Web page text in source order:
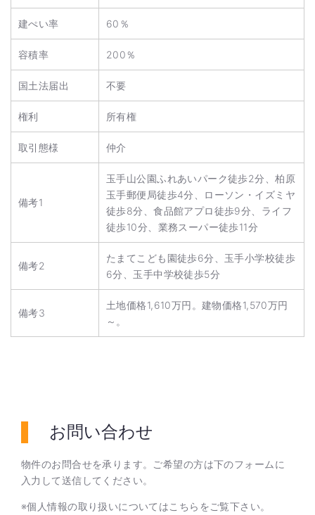
建ぺい率 60％
容積率 200％
国土法届出 不要
権利 所有権
取引態様 仲介
備考1
玉手山公園ふれあいパーク徒歩2分、柏原
玉手郵便局徒歩4分、ローソン・イズミヤ
徒歩8分、食品館アプロ徒歩9分、ライフ
徒歩10分、業務スーパー徒歩11分
備考2
たまてこども園徒歩6分、玉手小学校徒歩
6分、玉手中学校徒歩5分
備考3
土地価格1,610万円。建物価格1,570万円
～。
お問い合わせ
物件のお問合せを承ります。ご希望の方は下のフォームに
入力して送信してください。
※個人情報の取り扱いについてはこちら をご覧下さい。